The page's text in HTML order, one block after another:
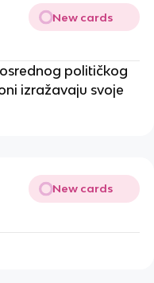
New cards
političkog
izražavaju svoje
New cards